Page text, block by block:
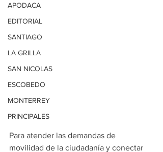
APODACA
EDITORIAL
SANTIAGO
LA GRILLA
SAN NICOLAS
ESCOBEDO
MONTERREY
PRINCIPALES
Para atender las demandas de
movilidad de la ciudadanía y conectar